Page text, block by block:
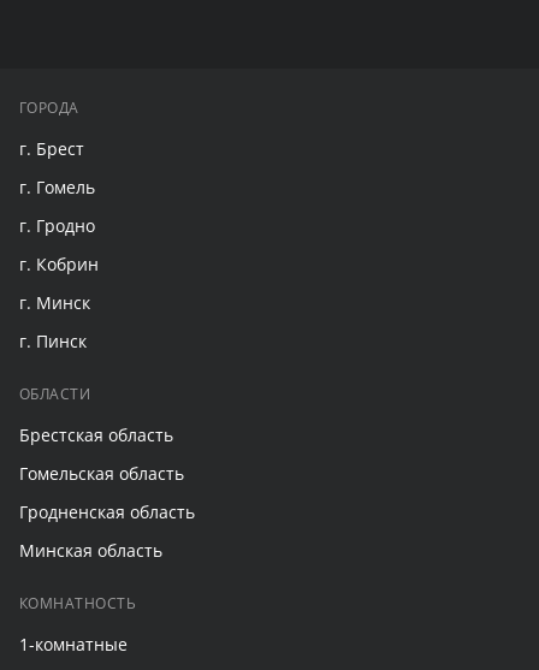
ГОРОДА
г. Брест
г. Гомель
г. Гродно
г. Кобрин
г. Минск
г. Пинск
ОБЛАСТИ
Брестская область
Гомельская область
Гродненская область
Минская область
КОМНАТНОСТЬ
1-комнатные